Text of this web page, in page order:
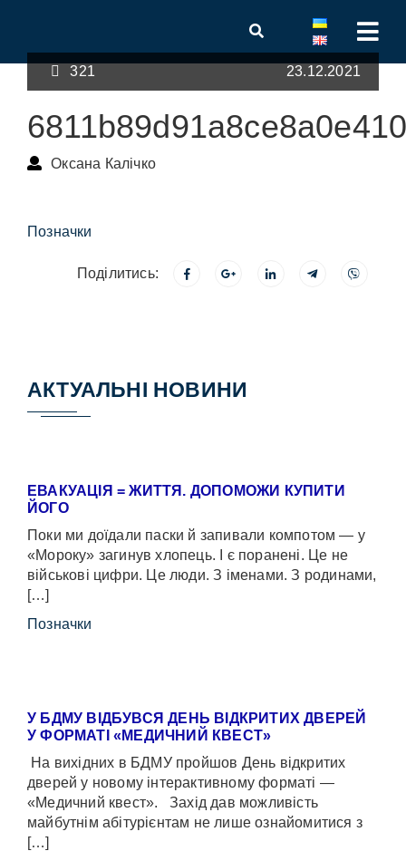
321 23.12.2021
Оксана Калічко
Позначки
Поділитись:
АКТУАЛЬНІ НОВИНИ
ЕВАКУАЦІЯ = ЖИТТЯ. ДОПОМОЖИ КУПИТИ
ЙОГО
Поки ми доїдали паски й запивали компотом — у
«Мороку» загинув хлопець. І є поранені. Це не
військові цифри. Це люди. З іменами. З родинами,
[…]
Позначки
У БДМУ ВІДБУВСЯ ДЕНЬ ВІДКРИТИХ ДВЕРЕЙ
У ФОРМАТІ «МЕДИЧНИЙ КВЕСТ»
На вихідних в БДМУ пройшов День відкритих
дверей у новому інтерактивному форматі —
«Медичний квест». Захід дав можливість
майбутнім абітурієнтам не лише ознайомитися з
[…]